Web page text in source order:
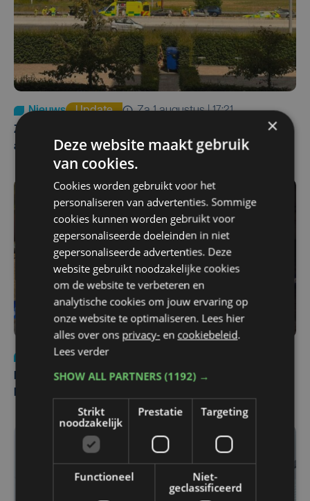
Nieuws Update
za 1 augustus | 17:21
Zwaar ongeval op E403 in Izegem: drie rijstroken
afgesloten
Nieuws
di 4 augustus | 09:32
Man en vrouw dood aangetroffen in woning in Sint-
×
Deze website maakt gebruik
van cookies.
Cookies worden gebruikt voor het
personaliseren van advertenties. Sommige
cookies kunnen worden gebruikt voor
gepersonaliseerde doeleinden in niet
gepersonaliseerde advertenties. Deze
website gebruikt noodzakelijke cookies
om de website te verbeteren en
analytische cookies om jouw ervaring op
onze website te optimaliseren. Lees hier
alles over ons privacy- en cookiebeleid.
Lees verder
SHOW ALL PARTNERS(1192) →
Strikt
noodzakelijk
Prestatie Targeting
Functioneel
Niet-
geclassificeerd